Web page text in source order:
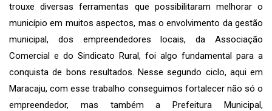
trouxe diversas ferramentas que possibilitaram melhorar o
município em muitos aspectos, mas o envolvimento da gestão
municipal, dos empreendedores locais, da Associação
Comercial e do Sindicato Rural, foi algo fundamental para a
conquista de bons resultados. Nesse segundo ciclo, aqui em
Maracaju, com esse trabalho conseguimos fortalecer não só o
empreendedor, mas também a Prefeitura Municipal,